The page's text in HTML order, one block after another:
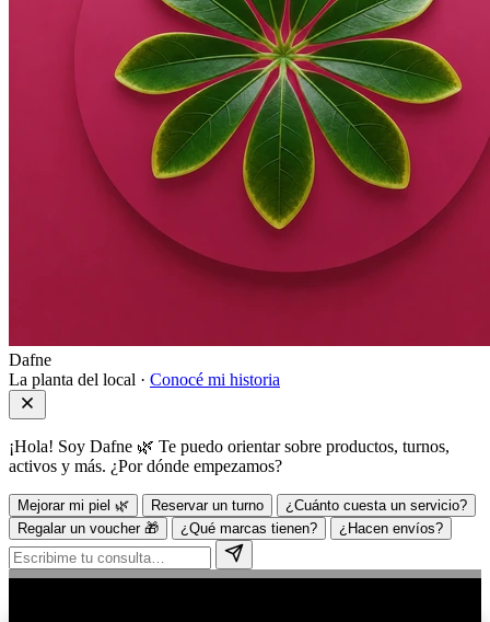
Dafne
La planta del local · Conocé mi historia
¡Hola! Soy Dafne 🌿 Te puedo orientar sobre productos, turnos,
activos y más. ¿Por dónde empezamos?
Mejorar mi piel 🌿 Reservar un turno
¿Cuánto cuesta un servicio?
Regalar un voucher 🎁
¿Qué marcas tienen? ¿Hacen envíos?